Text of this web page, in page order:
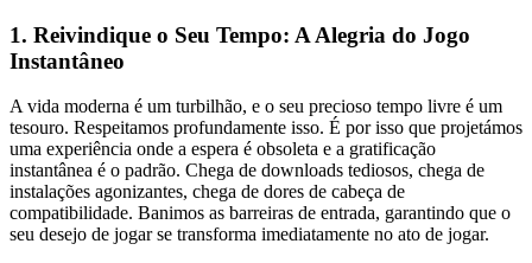
1. Reivindique o Seu Tempo: A Alegria do Jogo
Instantâneo
A vida moderna é um turbilhão, e o seu precioso tempo livre é um
tesouro. Respeitamos profundamente isso. É por isso que projetámos
uma experiência onde a espera é obsoleta e a gratificação
instantânea é o padrão. Chega de downloads tediosos, chega de
instalações agonizantes, chega de dores de cabeça de
compatibilidade. Banimos as barreiras de entrada, garantindo que o
seu desejo de jogar se transforma imediatamente no ato de jogar.